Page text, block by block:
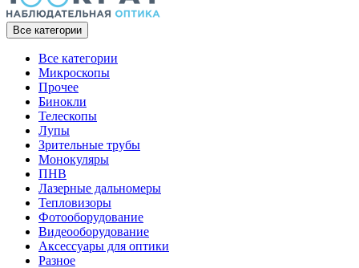
Все категории
Все категории
Микроскопы
Прочее
Бинокли
Телескопы
Лупы
Зрительные трубы
Монокуляры
ПНВ
Лазерные дальномеры
Тепловизоры
Фотооборудование
Видеооборудование
Аксессуары для оптики
Разное